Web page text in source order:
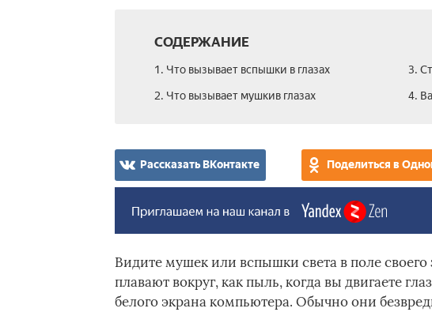
СОДЕРЖАНИЕ
1. Что вызывает вспышки в глазах
2. Что вызывает мушкив глазах
3.
4.
Рассказать ВКонтакте Поделиться в
Видите мушек или вспышки света в поле
плавают вокруг, как пыль, когда вы двигаете
белого экрана компьютера. Обычно они